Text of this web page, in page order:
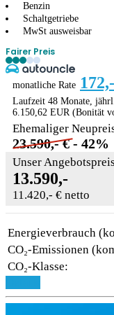
Benzin
Schaltgetriebe
MwSt ausweisbar
Fairer Preis
monatliche Rate
Laufzeit 48 Monate,
6.150,62 EUR (Bonität
Ehemaliger
23.590,- € - 42%
Unser
13.590,-
11.420,- € netto
Energieverbrauch
CO₂-Emissionen
CO₂-Klasse: